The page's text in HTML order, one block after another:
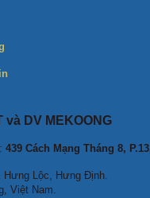
và DV MEKOONG
439 Cách Mạng Tháng 8,
Hưng Lộc, Hưng Định.
Việt Nam.